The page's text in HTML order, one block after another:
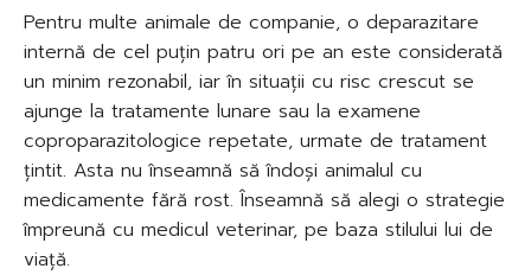
Pentru multe animale de companie, o deparazitare
internă de cel puțin patru ori pe an este considerată
un minim rezonabil, iar în situații cu risc crescut se
ajunge la tratamente lunare sau la examene
coproparazitologice repetate, urmate de tratament
țintit. Asta nu înseamnă să îndoși animalul cu
medicamente fără rost. Înseamnă să alegi o strategie
împreună cu medicul veterinar, pe baza stilului lui de
viață.